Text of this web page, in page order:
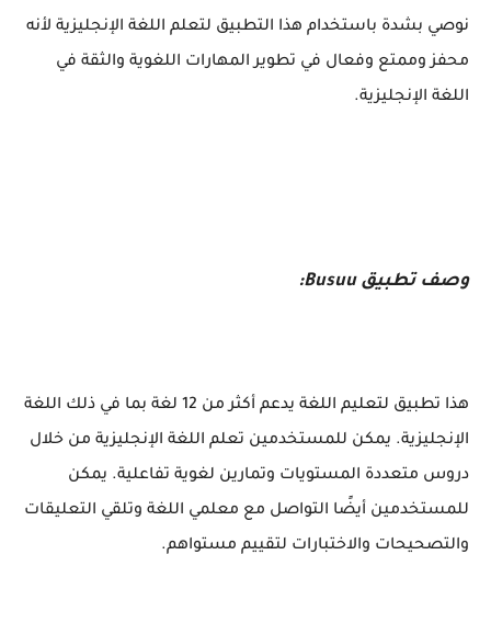
نوصي بشدة باستخدام هذا التطبيق لتعلم اللغة الإنجليزية لأنه
محفز وممتع وفعال في تطوير المهارات اللغوية والثقة في
اللغة الإنجليزية.
وصف تطبيق Busuu:
هذا تطبيق لتعليم اللغة يدعم أكثر من 12 لغة بما في ذلك اللغة
الإنجليزية. يمكن للمستخدمين تعلم اللغة الإنجليزية من خلال
دروس متعددة المستويات وتمارين لغوية تفاعلية. يمكن
للمستخدمين أيضًا التواصل مع معلمي اللغة وتلقي التعليقات
والتصحيحات والاختبارات لتقييم مستواهم.